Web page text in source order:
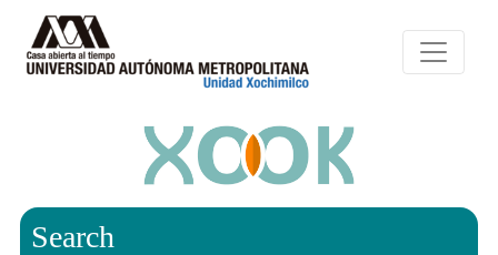
Search